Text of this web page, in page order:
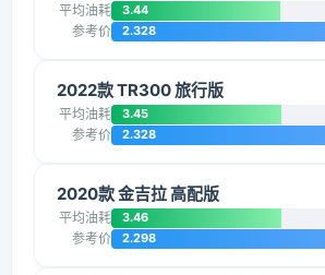
平均油耗 3.44
参考价 2.328
2022款 TR300 旅行版
平均油耗 3.45
参考价 2.328
2020款 金吉拉 高配版
平均油耗 3.46
参考价 2.298